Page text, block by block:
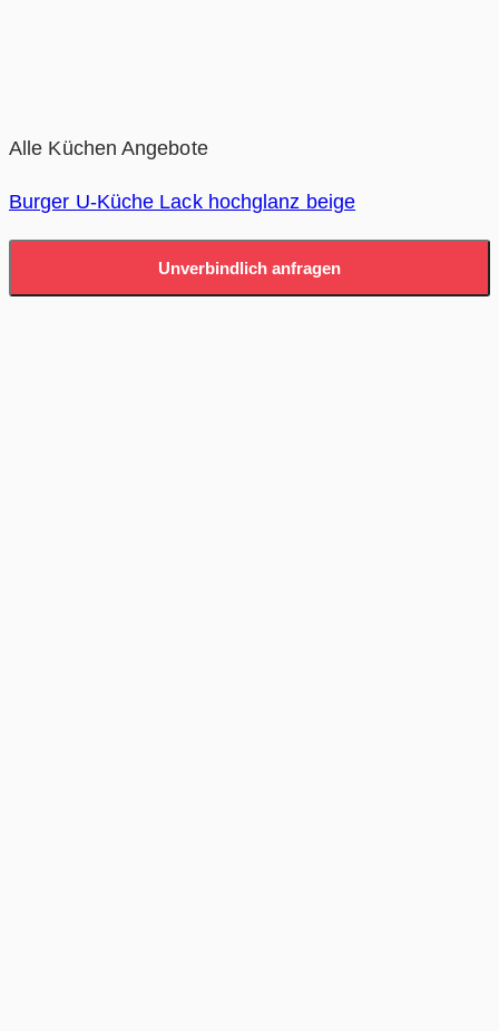
Alle Küchen Angebote
Burger U-Küche Lack hochglanz beige
Unverbindlich anfragen